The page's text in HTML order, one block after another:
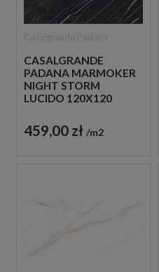
CASALGRANDE
PADANA MARMOKER
NIGHT STORM
LUCIDO 120X120
GRESOWE
459,00 zł m2